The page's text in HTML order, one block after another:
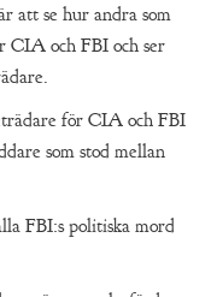
att se hur andra som
CIA och FBI och ser
för CIA och FBI
som stod mellan
FBI:s politiska mord